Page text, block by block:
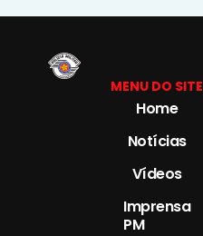
MENU DO SITE
Home
Notícias
Vídeos
Imprensa
PM